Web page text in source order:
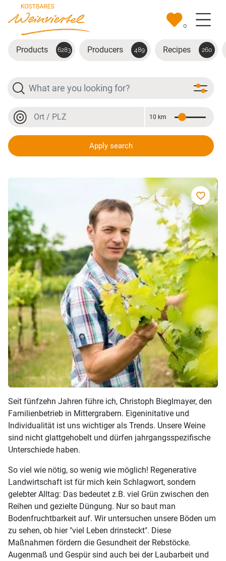
Skip to main content
0
Products 6283 Producers 489 Recipes 260
Search
Location or postal code
Distance
10 km
Apply search
Weingut Bieglmayer
Seit fünfzehn Jahren führe ich, Christoph Bieglmayer, den
Familienbetrieb in Mittergrabern. Eigeninitative und
Individualität ist uns wichtiger als Trends. Unsere Weine
sind nicht glattgehobelt und dürfen jahrgangsspezifische
Unterschiede haben.
So viel wie nötig, so wenig wie möglich! Regenerative
Landwirtschaft ist für mich kein Schlagwort, sondern
gelebter Alltag: Das bedeutet z.B. viel Grün zwischen den
Reihen und gezielte Düngung. Nur so baut man
Bodenfruchtbarkeit auf. Wir untersuchen unsere Böden um
zu sehen, ob hier "viel Leben drinsteckt". Diese
Maßnahmen fördern die Gesundheit der Rebstöcke.
Augenmaß und Gespür sind auch bei der Laubarbeit und